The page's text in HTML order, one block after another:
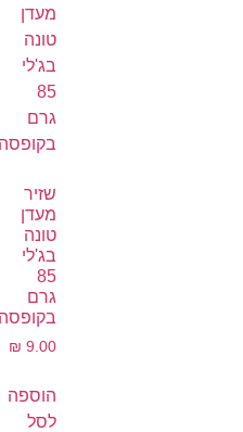
שזיר
מעדן
טונה
בג'לי
85
גרם
בקופסה
₪ 9.00
הוספה
לסל